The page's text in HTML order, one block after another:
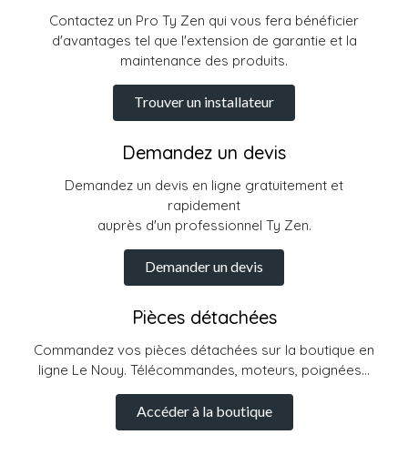
Contactez un Pro Ty Zen qui vous fera bénéficier
d'avantages tel que l'extension de garantie et la
maintenance des produits.
Trouver un installateur
Demandez un devis
Demandez un devis en ligne gratuitement et
rapidement
auprès d'un professionnel Ty Zen.
Demander un devis
Pièces détachées
Commandez vos pièces détachées sur la boutique en
ligne Le Nouy. Télécommandes, moteurs, poignées...
Accéder à la boutique